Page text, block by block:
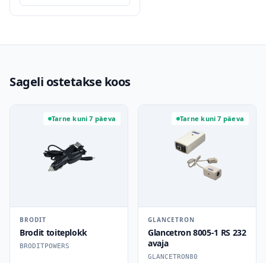
Sageli ostetakse koos
Tarne kuni 7 päeva
BRODIT
Brodit toiteplokk
BRODITPOWERS
Tarne kuni 7 päeva
GLANCETRON
Glancetron 8005-1 RS 232
avaja
GLANCETRON80